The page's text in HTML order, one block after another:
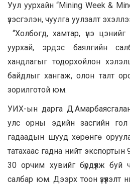
Уул уурхайн “Mining Week &
үзэсгэлэн, чуулга уулзалт
“Холбогд, хамтар, үнэ
уурхай, эрдэс баялгийн
хандлагыг тодорхойлон
байдлыг хангаж, олон талт
зорилготой юм.
УИХ-ын дарга
улс орны эдийн засгийн гол
гадаадын шууд хөрөнгө
татахаас гадна нийт
30 орчим хувийг бүрдүүлж буй
салбар юм. Дээрх тоон